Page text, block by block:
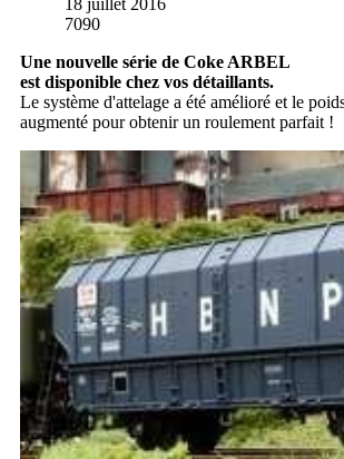
7090
Une nouvelle série de Coke ARBEL
est disponible chez vos détaillants.
Le système d'attelage a été amélioré et le
augmenté pour obtenir un roulement parfait !